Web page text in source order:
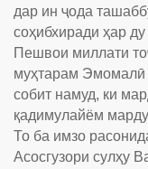
дар ин ҷода
соҳибхиради ҳар
Пешвои миллати
муҳтарам Эмомалӣ
собит намуд, ки
қадимулайём
То ба имзо
Асосгузори сулҳу